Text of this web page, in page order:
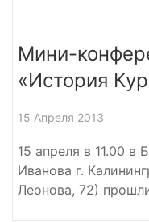
Мини-
«История
15 Апреля 2013
15 апреля в 11.00
Иванова г.
Леонова, 72)